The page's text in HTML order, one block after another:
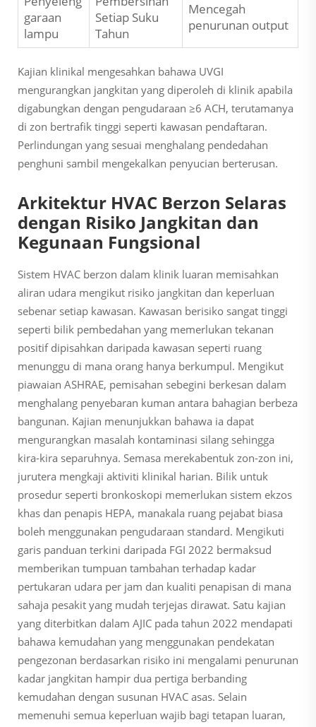
garaan
lampu
Setiap Suku
Tahun
Mencegah
penurunan output
Kajian klinikal mengesahkan bahawa UVGI
mengurangkan jangkitan yang diperoleh di klinik apabila
digabungkan dengan pengudaraan ≥6 ACH, terutamanya
di zon bertrafik tinggi seperti kawasan pendaftaran.
Perlindungan yang sesuai menghalang pendedahan
penghuni sambil mengekalkan penyucian berterusan.
Arkitektur HVAC Berzon Selaras
dengan Risiko Jangkitan dan
Kegunaan Fungsional
Sistem HVAC berzon dalam klinik luaran memisahkan
aliran udara mengikut risiko jangkitan dan keperluan
sebenar setiap kawasan. Kawasan berisiko sangat tinggi
seperti bilik pembedahan yang memerlukan tekanan
positif dipisahkan daripada kawasan seperti ruang
menunggu di mana orang hanya berkumpul. Mengikut
piawaian ASHRAE, pemisahan sebegini berkesan dalam
menghalang penyebaran kuman antara bahagian berbeza
bangunan. Kajian menunjukkan bahawa ia dapat
mengurangkan masalah kontaminasi silang sehingga
kira-kira separuhnya. Semasa merekabentuk zon-zon ini,
jurutera mengkaji aktiviti klinikal harian. Bilik untuk
prosedur seperti bronkoskopi memerlukan sistem ekzos
khas dan penapis HEPA, manakala ruang pejabat biasa
boleh menggunakan pengudaraan standard. Mengikuti
garis panduan terkini daripada FGI 2022 bermaksud
memberikan tumpuan tambahan terhadap kadar
pertukaran udara per jam dan kualiti penapisan di mana
sahaja pesakit yang mudah terjejas dirawat. Satu kajian
yang diterbitkan dalam AJIC pada tahun 2022 mendapati
bahawa kemudahan yang menggunakan pendekatan
pengezonan berdasarkan risiko ini mengalami penurunan
kadar jangkitan hampir dua pertiga berbanding
kemudahan dengan susunan HVAC asas. Selain
memenuhi semua keperluan wajib bagi tetapan luaran,